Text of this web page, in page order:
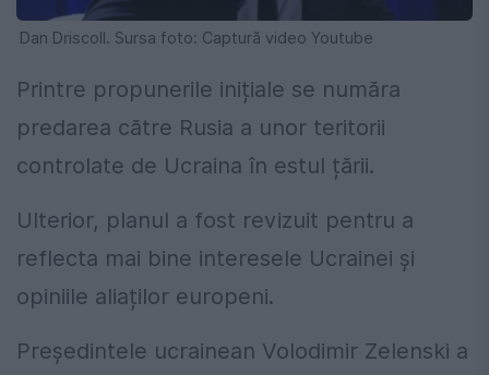
Dan Driscoll. Sursa foto: Captură video Youtube
Printre propunerile inițiale se număra
predarea către Rusia a unor teritorii
controlate de Ucraina în estul țării.
Ulterior, planul a fost revizuit pentru a
reflecta mai bine interesele Ucrainei și
opiniile aliaților europeni.
Președintele ucrainean Volodimir Zelenski a